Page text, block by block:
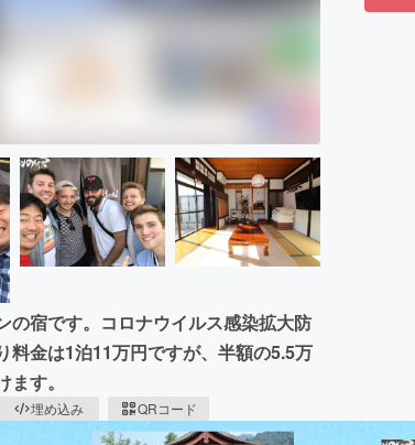
の宿です。コロナウイルス感染拡大防
料金は1泊11万円ですが、半額の5.5万
す。
埋め込み QRコード